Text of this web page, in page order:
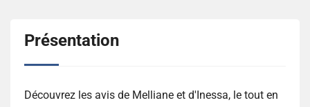
Présentation
Découvrez les avis de Melliane et d'Inessa, le tout en